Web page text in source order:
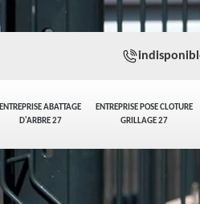
ENTREPRISE ABATTAGE
D'ARBRE 27
ENTREPRISE POSE CLOTURE
GRILLAGE 27